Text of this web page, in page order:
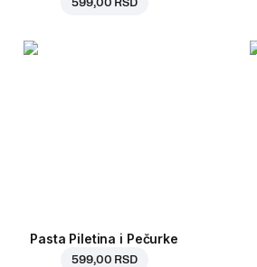
Pasta Piletina i Pečurke
599,00 RSD